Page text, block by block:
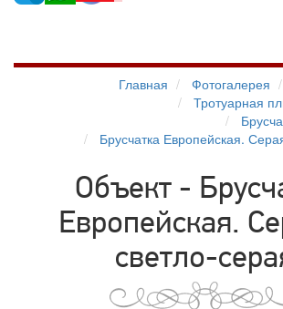
Главная
Фотогалерея
Тротуарная
Брусчатка Европейская.
Объект -
Европейская.
светло-